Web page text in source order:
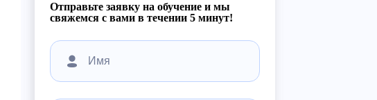
Отправьте заявку на обучение и мы
свяжемся с вами в течении 5 минут!